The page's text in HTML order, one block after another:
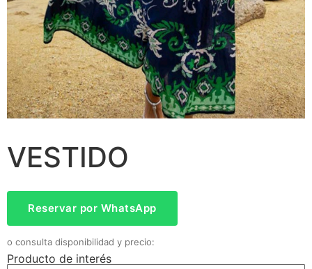
VESTIDO
Reservar por WhatsApp
o consulta disponibilidad y precio:
Producto de interés